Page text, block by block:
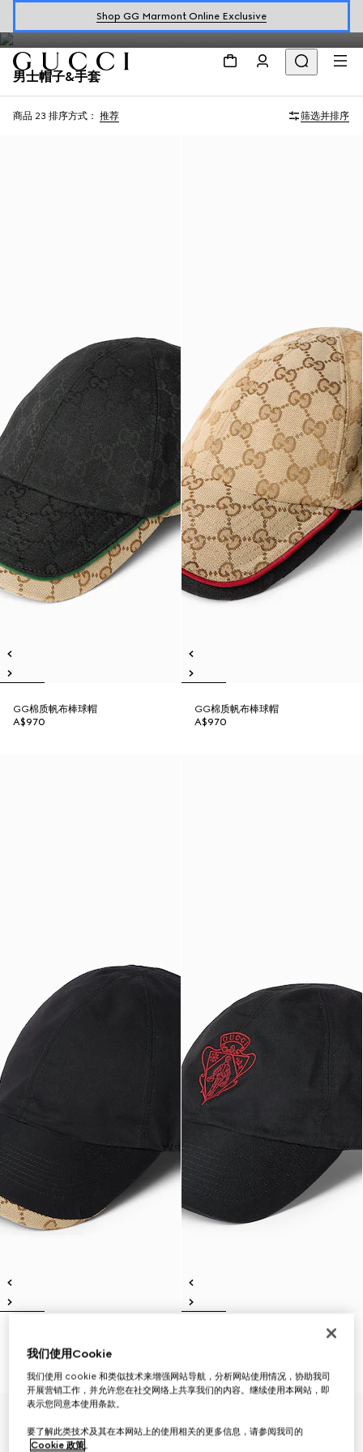
Shop GG Marmont Online Exclusive
男士帽子&手套
商品 23 排序方式： 推荐 筛选并排序
GG棉质帆布棒球帽
A$970
GG棉质帆布棒球帽
A$970
A$850
我们使用Cookie
我们使用 cookie 和类似技术来增强网站导航，分析网站使用情况，协助我司
开展营销工作，并允许您在社交网络上共享我们的内容。继续使用本网站，即
表示您同意本使用条款。
要了解此类技术及其在本网站上的使用相关的更多信息，请参阅我司的
Cookie 政策。